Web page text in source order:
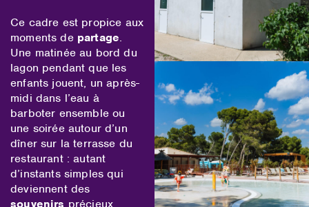
Ce cadre est propice aux
moments de partage.
Une matinée au bord du
lagon pendant que les
enfants jouent, un après-
midi dans l’eau à
barboter ensemble ou
une soirée autour d’un
dîner sur la terrasse du
restaurant : autant
d’instants simples qui
deviennent des